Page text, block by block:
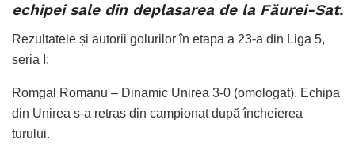
echipei sale din deplasarea de la Făurei-Sat.
Rezultatele și autorii golurilor în etapa a 23-a din Liga 5,
seria I:
Romgal Romanu – Dinamic Unirea 3-0 (omologat). Echipa
din Unirea s-a retras din campionat după încheierea
turului.